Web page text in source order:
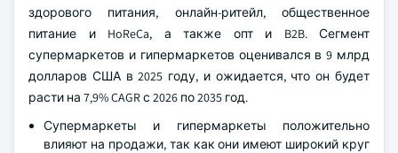
здорового питания, онлайн-ритейл, общественное
питание и HoReCa, а также опт и B2B. Сегмент
супермаркетов и гипермаркетов оценивался в 9 млрд
долларов США в 2025 году, и ожидается, что он будет
расти на 7,9% CAGR с 2026 по 2035 год.
Супермаркеты и гипермаркеты положительно
влияют на продажи, так как они имеют широкий круг